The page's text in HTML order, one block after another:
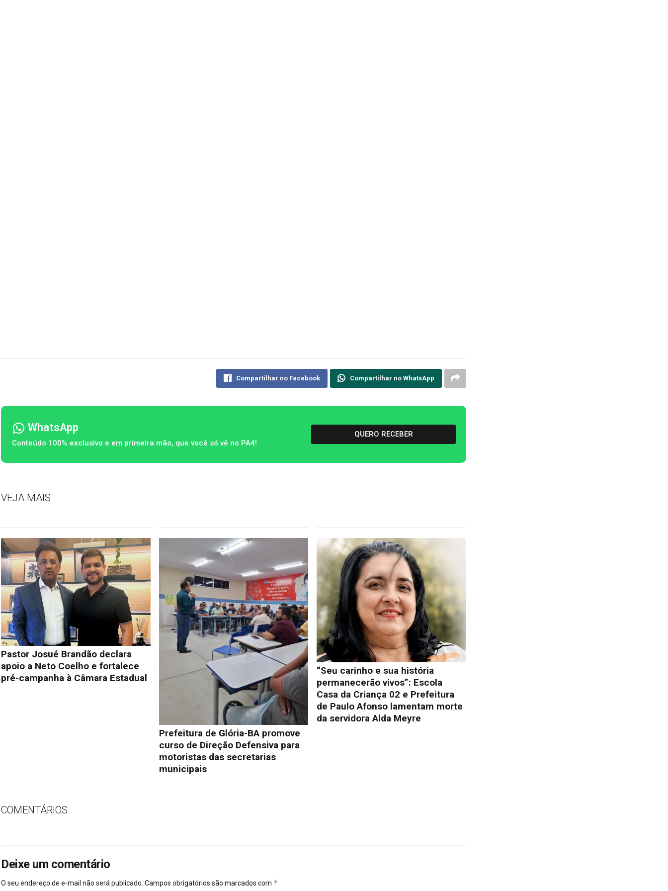
Compartilhar no Facebook Compartilhar no WhatsApp
WhatsApp
Conteúdo 100% exclusivo e em primeira mão, que você só vê no PA4!
QUERO RECEBER
VEJA MAIS
Pastor Josué Brandão declara
apoio a Neto Coelho e fortalece
pré-campanha à Câmara Estadual
Prefeitura de Glória-BA promove
curso de Direção Defensiva para
motoristas das secretarias
municipais
“Seu carinho e sua história
permanecerão vivos”: Escola
Casa da Criança 02 e Prefeitura
de Paulo Afonso lamentam morte
da servidora Alda Meyre
COMENTÁRIOS
Deixe um comentário
O seu endereço de e-mail não será publicado. Campos obrigatórios são marcados com *